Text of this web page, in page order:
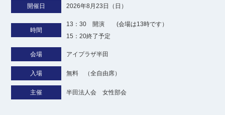
開催日 2026年8月23日（日）
時間
13：30 開演 (会場は13時です）
15：20終了予定
会場 アイプラザ半田
入場 無料 （全自由席）
主催 半田法人会 女性部会